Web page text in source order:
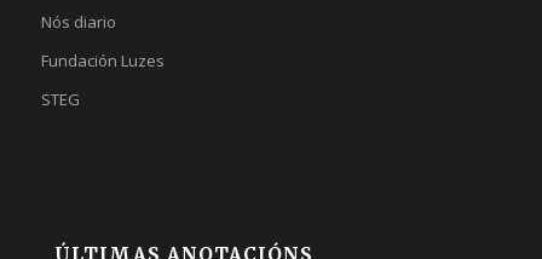
Nós diario
Fundación Luzes
STEG